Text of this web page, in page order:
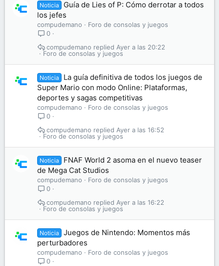
Noticia
Guía de Lies of P: Cómo derrotar a todos
los jefes
compudemano
Foro de consolas y juegos
0
Foro de consolas y juegos
Ayer a las 20:22
compudemano
Noticia
La guía definitiva de todos los juegos de
Super Mario con modo Online: Plataformas,
deportes y sagas competitivas
compudemano
Foro de consolas y juegos
0
Foro de consolas y juegos
Ayer a las 16:52
compudemano
Noticia
FNAF World 2 asoma en el nuevo teaser
de Mega Cat Studios
compudemano
Foro de consolas y juegos
0
Foro de consolas y juegos
Ayer a las 16:22
compudemano
Noticia
Juegos de Nintendo: Momentos más
perturbadores
compudemano
Foro de consolas y juegos
0